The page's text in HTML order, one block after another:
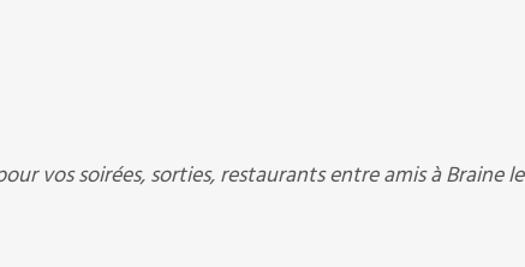
vos soirées, sorties, restaurants entre amis à Braine le